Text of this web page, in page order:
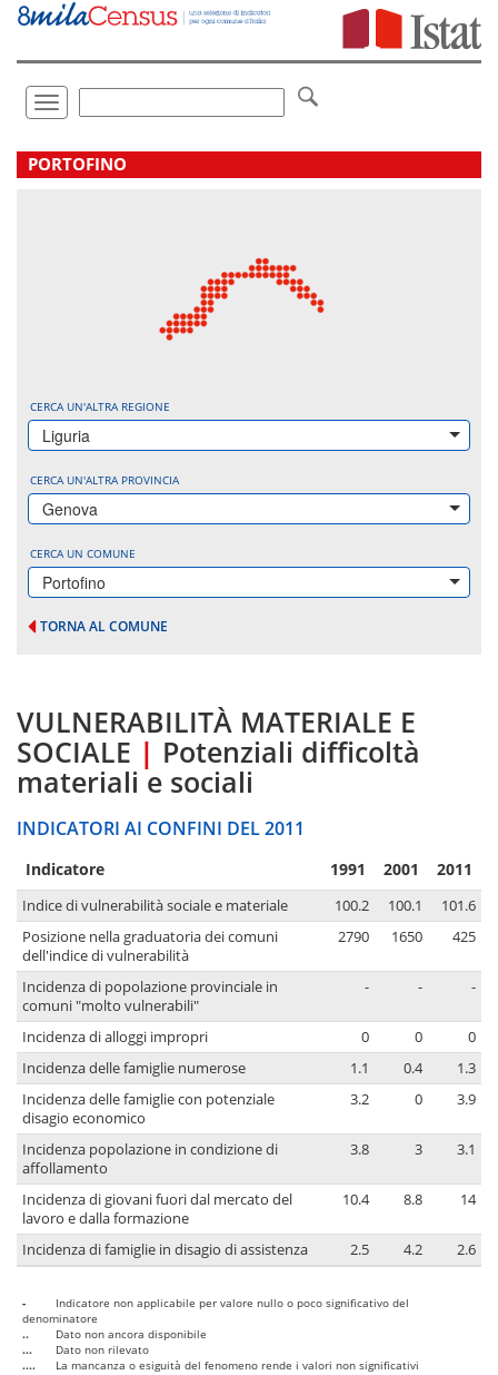
Vai
direttamente
Toggle
navigation
.
PORTOFINO
CERCA UN'ALTRA REGIONE
Liguria
CERCA UN'ALTRA PROVINCIA
Genova
CERCA UN COMUNE
Portofino
TORNA AL COMUNE
VULNERABILITÀ MATERIALE E
SOCIALE | Potenziali difficoltà
materiali e sociali
INDICATORI AI CONFINI DEL 2011
Indicatore 1991 2001 2011
Indice di vulnerabilità sociale e materiale 100.2 100.1
101.6
Posizione nella graduatoria dei comuni
dell'indice di vulnerabilità
2790 1650 425
Incidenza di popolazione provinciale in
comuni "molto vulnerabili"
- - -
Incidenza di alloggi impropri 0 0
0
Incidenza delle famiglie numerose
1.1 0.4
1.3
Incidenza delle famiglie con potenziale
disagio economico
3.2 0 3.9
Incidenza popolazione in condizione di
affollamento
3.8 3 3.1
Incidenza di giovani fuori dal mercato del
lavoro e dalla formazione
10.4 8.8 14
Incidenza di famiglie in disagio di assistenza 2.5 4.2 2.6
-
Indicatore non applicabile per valore nullo o poco significativo del
denominatore
..
Dato non ancora disponibile
...
Dato non rilevato
....
La mancanza o esiguità del fenomeno rende i valori non significativi